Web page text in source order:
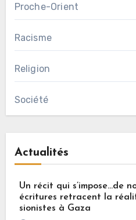
Proche-Orient
Racisme
Religion
Société
Actualités
Un récit qui s’impose…de
écritures retracent la
sionistes à Gaza